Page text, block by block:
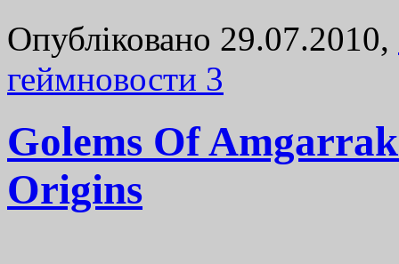
Опубліковано 29.07.2010,
геймновости 3
Golems Of
Origins